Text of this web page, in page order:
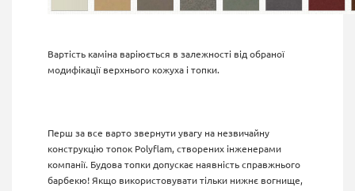
Вартість каміна варіюється в залежності від обраної
модифікації верхнього кожуха і топки.
Перш за все варто звернути увагу на незвичайну
конструкцію топок Polyflam, створених інженерами
компанії. Будова топки допускає наявність справжнього
барбекю! Якщо використовувати тільки нижнє вогнище,